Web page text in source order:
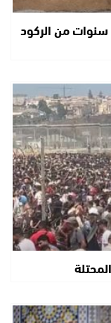
سنوات من الركود